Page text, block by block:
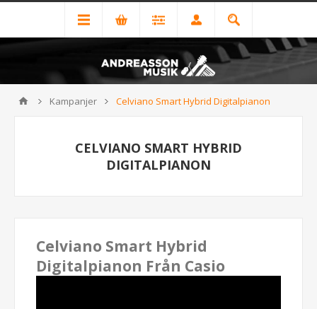
Kampanjer Celviano Smart Hybrid Digitalpianon
CELVIANO SMART HYBRID
DIGITALPIANON
Celviano Smart Hybrid
Digitalpianon Från Casio